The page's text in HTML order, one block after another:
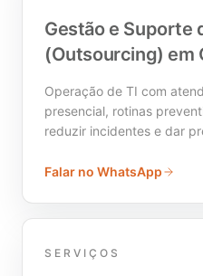
Gestão e Suporte
(Outsourcing) em
Operação de TI com
presencial, rotinas
reduzir incidentes e dar
Falar no WhatsApp
SERVIÇOS